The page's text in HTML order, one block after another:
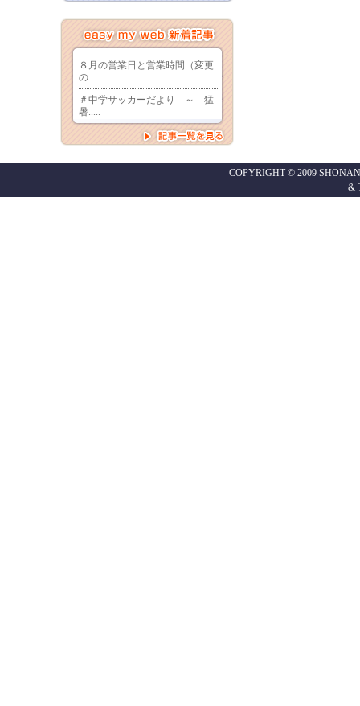
COPYRIGHT © 2009
&